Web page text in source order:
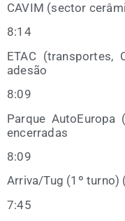
CAVIM (sec­tor
8:14
ETAC
adesão
8:09
Par­que
encerradas
8:09
Arriva/​Tug (1º turno)
7:45